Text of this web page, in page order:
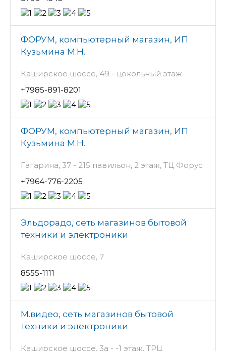
ФОРУМ, компьютерный магазин, ИП
Кузьмина М.Н.
Каширское шоссе, 49 - цокольный этаж
+7985-891-8201
ФОРУМ, компьютерный магазин, ИП
Кузьмина М.Н.
Гагарина, 37 - 215 павильон, 2 этаж, ТЦ Форус
+7964-776-2205
Эльдорадо, сеть магазинов бытовой
техники и электроники
Каширское шоссе, 7
8555-1111
М.видео, сеть магазинов бытовой
техники и электроники
Каширское шоссе, 3а - -1 этаж, ТРЦ